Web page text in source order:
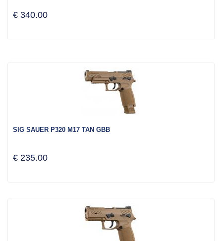
€ 340.00
SIG SAUER P320 M17 TAN GBB
€ 235.00